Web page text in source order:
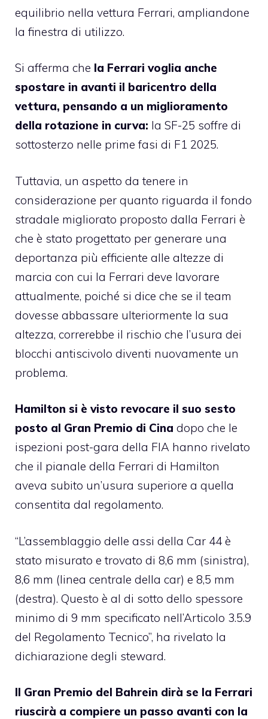
equilibrio nella vettura Ferrari, ampliandone
la finestra di utilizzo.
Si afferma che la Ferrari voglia anche
spostare in avanti il ​​baricentro della
vettura, pensando a un miglioramento
della rotazione in curva: la SF-25 soffre di
sottosterzo nelle prime fasi di F1 2025.
Tuttavia, un aspetto da tenere in
considerazione per quanto riguarda il fondo
stradale migliorato proposto dalla Ferrari è
che è stato progettato per generare una
deportanza più efficiente alle altezze di
marcia con cui la Ferrari deve lavorare
attualmente, poiché si dice che se il team
dovesse abbassare ulteriormente la sua
altezza, correrebbe il rischio che l’usura dei
blocchi antiscivolo diventi nuovamente un
problema.
Hamilton si è visto revocare il suo sesto
posto al Gran Premio di Cina dopo che le
ispezioni post-gara della FIA hanno rivelato
che il pianale della Ferrari di Hamilton
aveva subito un’usura superiore a quella
consentita dal regolamento.
“L’assemblaggio delle assi della Car 44 è
stato misurato e trovato di 8,6 mm (sinistra),
8,6 mm (linea centrale della car) e 8,5 mm
(destra). Questo è al di sotto dello spessore
minimo di 9 mm specificato nell’Articolo 3.5.9
del Regolamento Tecnico”, ha rivelato la
dichiarazione degli steward.
Il Gran Premio del Bahrein dirà se la Ferrari
riuscirà a compiere un passo avanti con la